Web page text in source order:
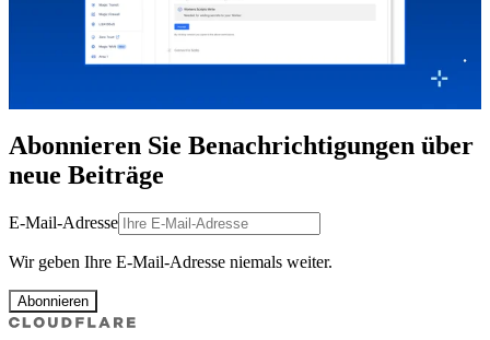
Abonnieren Sie Benachrichtigungen über
neue Beiträge
E-Mail-Adresse
Wir geben Ihre E-Mail-Adresse niemals weiter.
Abonnieren